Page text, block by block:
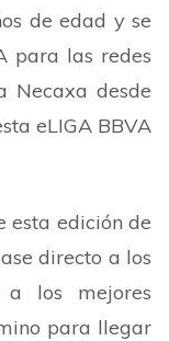
de edad y se
para las redes
Necaxa desde
eLIGA BBVA
esta edición de
directo a los
los mejores
para llegar